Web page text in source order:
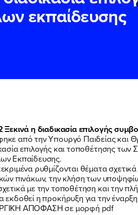
εκπαίδευσης
η διαδικασία επιλογής
από την Υπουργό Παιδείας και
επιλογής και τοποθέτησης των
Εκπαίδευσης.
ρυθμίζονται θέματα
πινάκων, την κλήση των
με την τοποθέτηση και την
η προκήρυξη για την
ΑΠΟΦΑΣΗ σε μορφή pdf
Αποδέχομαι την
δικτυακού τόπου του
ΥΠΟΒΟΛΗ
Αποδέχομαι την
δικτυακού τόπου του
ΥΠΟΒΟΛΗ